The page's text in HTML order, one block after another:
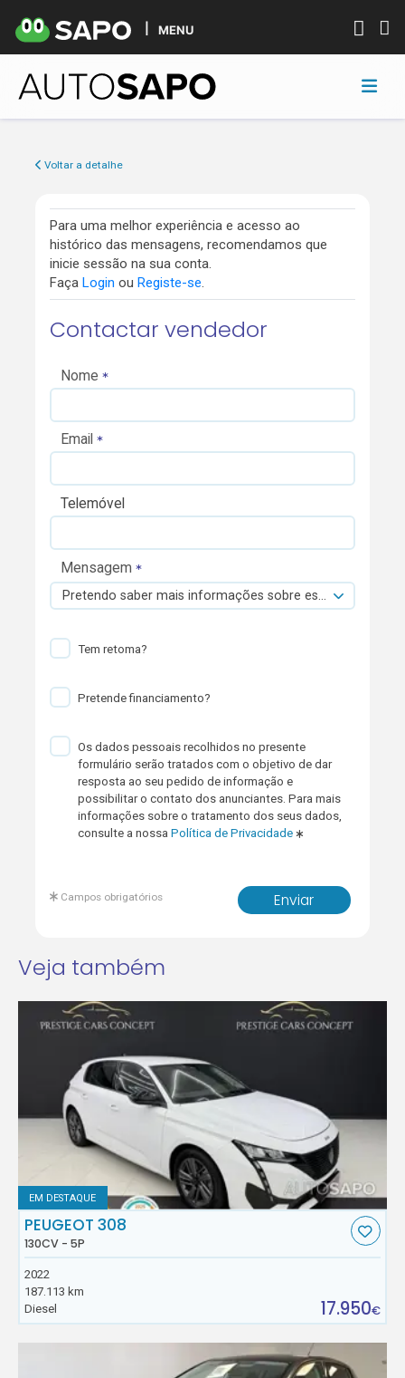
MENU
Voltar a detalhe
Para uma melhor experiência e acesso ao
histórico das mensagens, recomendamos que
inicie sessão na sua conta.
Faça Login ou Registe-se.
Contactar vendedor
Nome
Email
Telemóvel
Mensagem
Pretendo saber mais informações sobre esta viatura.
Tem retoma?
Pretende financiamento?
Os dados pessoais recolhidos no presente
formulário serão tratados com o objetivo de dar
resposta ao seu pedido de informação e
possibilitar o contato dos anunciantes. Para mais
informações sobre o tratamento dos seus dados,
consulte a nossaPolítica de Privacidade
Enviar
Campos obrigatórios
Veja também
EM DESTAQUE
PEUGEOT 308
130CV - 5P
2022
187.113 km
Diesel
17.950€